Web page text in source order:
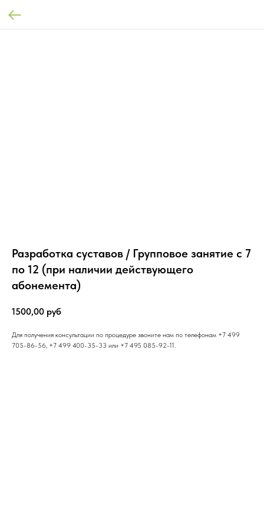
Разработка суставов / Групповое занятие с 7
по 12 (при наличии действующего
абонемента)
1500,00 руб
Для получения консультации по процедуре звоните нам по телефонам +7 499
705-86-56, +7 499 400-35-33 или +7 495 085-92-11.